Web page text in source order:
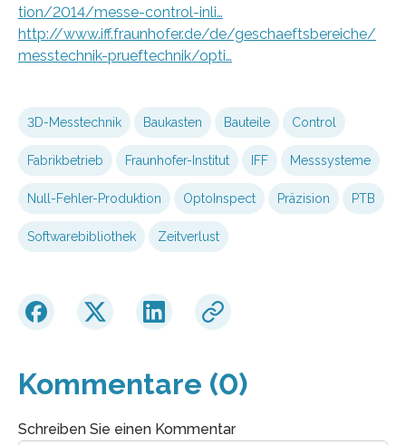
tion/2014/messe-control-inli…
http://www.iff.fraunhofer.de/de/geschaeftsbereiche/
messtechnik-prueftechnik/opti…
3D-Messtechnik Baukasten Bauteile Control
Fabrikbetrieb Fraunhofer-Institut IFF Messsysteme
Null-Fehler-Produktion OptoInspect Präzision PTB
Softwarebibliothek Zeitverlust
Kommentare (0)
Schreiben Sie einen Kommentar